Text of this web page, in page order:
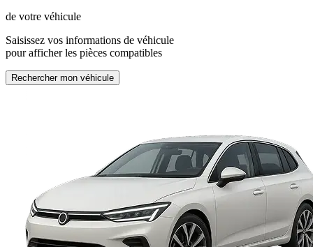
de votre véhicule
Saisissez vos informations de véhicule
pour afficher les pièces compatibles
Rechercher mon véhicule